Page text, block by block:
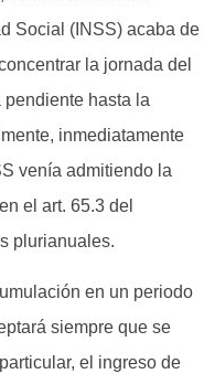
Social (INSS) acaba de
la jornada del
hasta la
inmediatamente
venía admitiendo la
el art. 65.3 del
plurianuales.
en un periodo
siempre que se
el ingreso de